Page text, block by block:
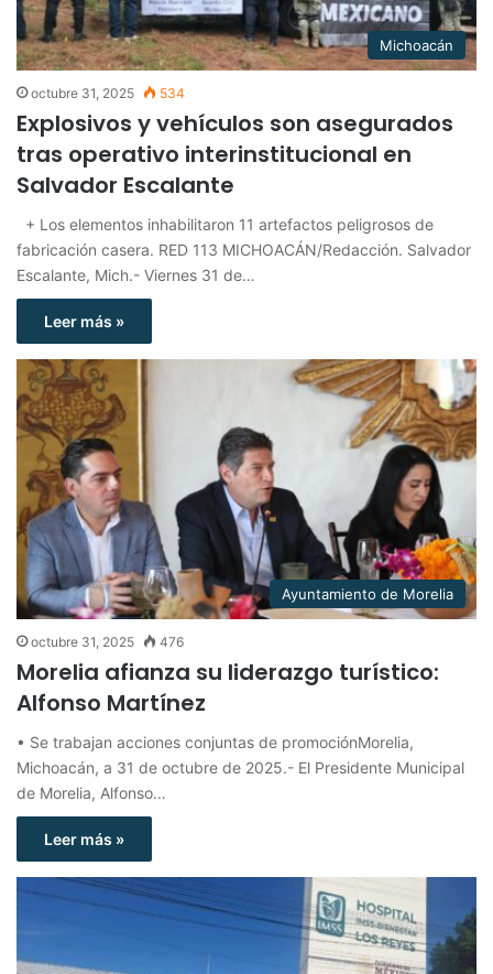
Michoacán
octubre 31, 2025 534
Explosivos y vehículos son asegurados
tras operativo interinstitucional en
Salvador Escalante
+ Los elementos inhabilitaron 11 artefactos peligrosos de
fabricación casera. RED 113 MICHOACÁN/Redacción. Salvador
Escalante, Mich.- Viernes 31 de…
Leer más »
Ayuntamiento de Morelia
octubre 31, 2025 476
Morelia afianza su liderazgo turístico:
Alfonso Martínez
• Se trabajan acciones conjuntas de promociónMorelia,
Michoacán, a 31 de octubre de 2025.- El Presidente Municipal
de Morelia, Alfonso…
Leer más »